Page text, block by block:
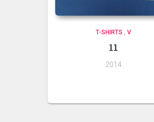
T-SHIRTS , V
11
2014